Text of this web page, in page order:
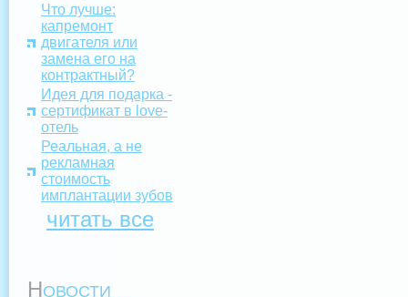
Что лучше:
капремонт
двигателя или
замена его на
контрактный?
Идея для подарка -
сертификат в love-
отель
Реальная, а не
рекламная
стоимость
имплантации зубов
читать все
НОВОСТИ